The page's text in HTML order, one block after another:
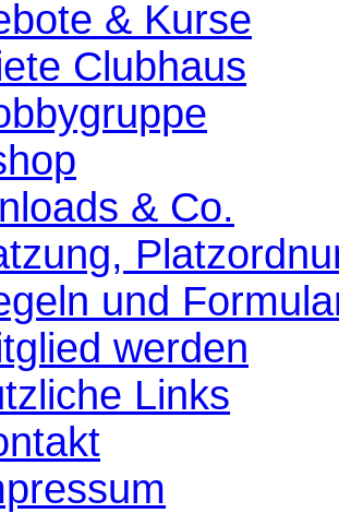
& Kurse
Clubhaus
& Co.
und
werden
Links